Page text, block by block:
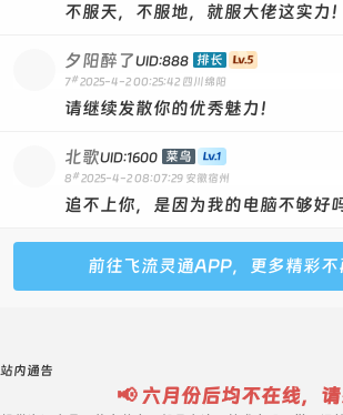
不服天，不服地，就服大佬这实力！
夕阳醉了UID:888 排长
7# 2025-4-2 00:25:42 四川绵阳
请继续发散你的优秀魅力！
北歌UID:1600 菜鸟
8 # 2025-4-2 08:07:29 安徽宿州
追不上你，是因为我的电脑不够好
前往飞流灵通APP，更多精彩不
站内通告
📢 六月份后均不在线，